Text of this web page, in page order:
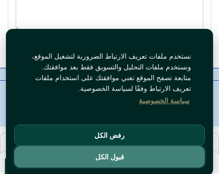
نستخدم ملفات تعريف الارتباط الضرورية لتشغيل الموقع،
ونستخدم ملفات التحليل والتسويق فقط بعد موافقتك.
متابعة تصفح الموقع تعني موافقتك على استخدام ملفات
تعريف الارتباط وفقًا لسياسة الخصوصية.
سياسة الخصوصية
رفض الكل
قبول الكل
أضف للسلة
معلومات عنا رقم الاتصال سياسات
ال WhatsApp
حقوق النشر©Tawfeer 2018-2026
هذا متجر جملة. الأسعار وميزات الشراء متاحة فقط للحساباتالمسجّلة
والمفعّلة
سجّل دخولأوافتح حساب.